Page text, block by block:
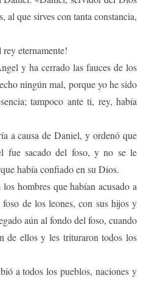
al que sirves con tanta constancia,
eternamente!
y ha cerrado las fauces de los
ningún mal, porque yo he sido
tampoco ante ti, rey, había
a causa de Daniel, y ordenó que
fue sacado del foso, y no se le
había confiado en su Dios.
hombres que habían acusado a
de los leones, con sus hijos y
aún al fondo del foso, cuando
de ellos y les trituraron todos los
a todos los pueblos, naciones y